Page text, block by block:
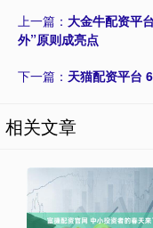
上一篇： 大金牛配资平
外”原则成亮点
下一篇： 天猫配资平台
相关文章